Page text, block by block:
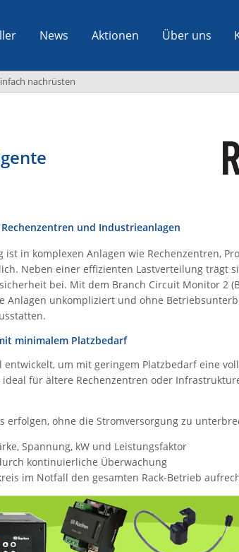
News Aktionen Über uns
nachrüsten
und Industrieanlagen
ist in komplexen Anlagen wie Rechenzentren,
Neben einer effizienten Lastverteilung trägt
bei. Mit dem Branch Circuit Monitor 2
Anlagen unkompliziert und ohne
minimalem Platzbedarf
entwickelt, um mit geringem Platzbedarf eine
ideal für ältere Rechenzentren oder
erfolgen, ohne die Stromversorgung zu
Spannung, kW und Leistungsfaktor
kontinuierliche Überwachung
im Notfall den gesamten Rack-Betrieb